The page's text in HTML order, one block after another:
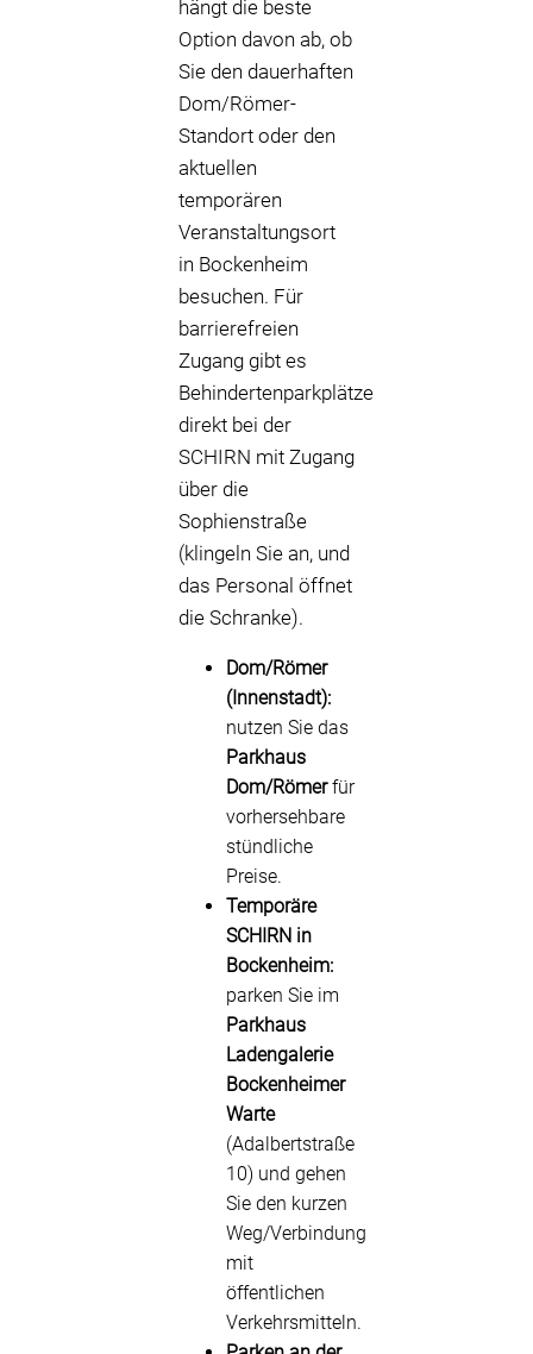
hängt die beste
Option davon ab, ob
Sie den dauerhaften
Dom/Römer-
Standort oder den
aktuellen
temporären
Veranstaltungsort
in Bockenheim
besuchen. Für
barrierefreien
Zugang gibt es
Behindertenparkplätze
direkt bei der
SCHIRN mit Zugang
über die
Sophienstraße
(klingeln Sie an, und
das Personal öffnet
die Schranke).
Dom/Römer
(Innenstadt):
nutzen Sie das
Parkhaus
Dom/Römerfür
vorhersehbare
stündliche
Preise.
Temporäre
SCHIRN in
Bockenheim:
parken Sie im
Parkhaus
Ladengalerie
Bockenheimer
Warte
(Adalbertstraße
10) und gehen
Sie den kurzen
Weg/Verbindung
mit
öffentlichen
Verkehrsmitteln.